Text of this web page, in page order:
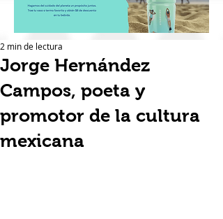
Jorge Hernández
Campos, poeta y
promotor de la cultura
mexicana
2 min de lectura